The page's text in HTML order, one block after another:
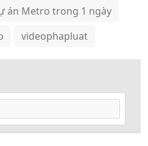
án Metro trong 1 ngày
videophapluat